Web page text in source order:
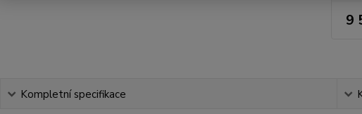
9
Kompletní specifikace